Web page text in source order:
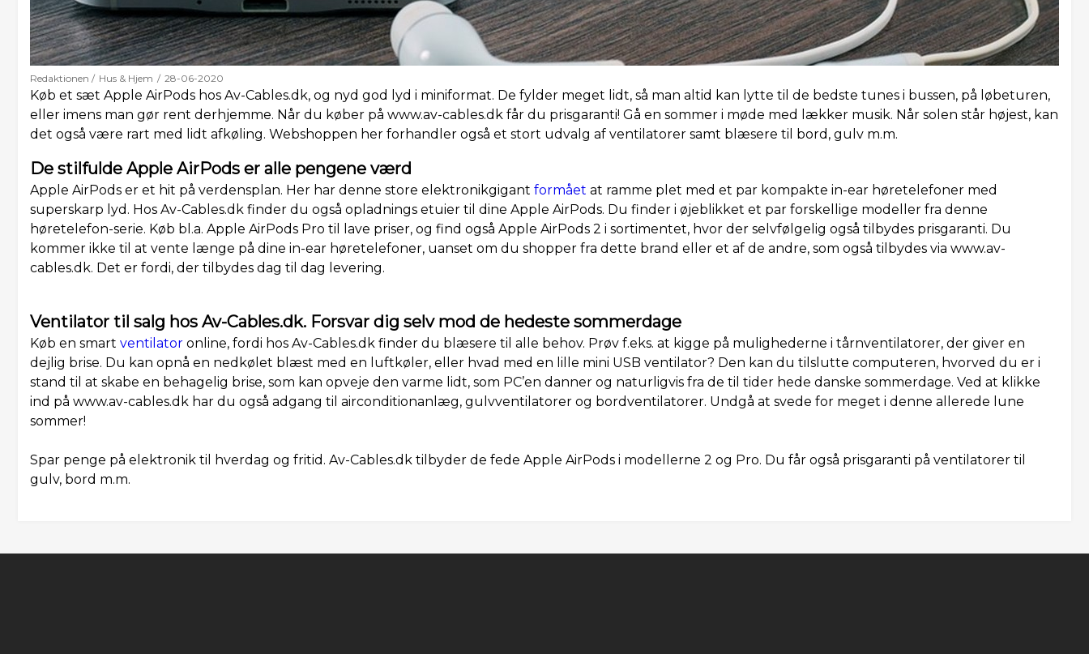
Redaktionen / Hus & Hjem / 28-06-2020
Køb et sæt Apple AirPods hos Av-Cables.dk, og nyd god lyd i miniformat. De fylder meget lidt, så man altid kan lytte til de bedste tunes i bussen, på løbeturen,
eller imens man gør rent derhjemme. Når du køber på www.av-cables.dk får du prisgaranti! Gå en sommer i møde med lækker musik. Når solen står højest, kan
det også være rart med lidt afkøling. Webshoppen her forhandler også et stort udvalg af ventilatorer samt blæsere til bord, gulv m.m.
De stilfulde Apple AirPods er alle pengene værd
Apple AirPods er et hit på verdensplan. Her har denne store elektronikgigant formået at ramme plet med et par kompakte in-ear høretelefoner med
superskarp lyd. Hos Av-Cables.dk finder du også opladnings etuier til dine Apple AirPods. Du finder i øjeblikket et par forskellige modeller fra denne
høretelefon-serie. Køb bl.a. Apple AirPods Pro til lave priser, og find også Apple AirPods 2 i sortimentet, hvor der selvfølgelig også tilbydes prisgaranti. Du
kommer ikke til at vente længe på dine in-ear høretelefoner, uanset om du shopper fra dette brand eller et af de andre, som også tilbydes via www.av-
cables.dk. Det er fordi, der tilbydes dag til dag levering.
Ventilator til salg hos Av-Cables.dk. Forsvar dig selv mod de hedeste sommerdage
Køb en smart ventilator online, fordi hos Av-Cables.dk finder du blæsere til alle behov. Prøv f.eks. at kigge på mulighederne i tårnventilatorer, der giver en
dejlig brise. Du kan opnå en nedkølet blæst med en luftkøler, eller hvad med en lille mini USB ventilator? Den kan du tilslutte computeren, hvorved du er i
stand til at skabe en behagelig brise, som kan opveje den varme lidt, som PC’en danner og naturligvis fra de til tider hede danske sommerdage. Ved at klikke
ind på www.av-cables.dk har du også adgang til airconditionanlæg, gulvventilatorer og bordventilatorer. Undgå at svede for meget i denne allerede lune
sommer!
Spar penge på elektronik til hverdag og fritid. Av-Cables.dk tilbyder de fede Apple AirPods i modellerne 2 og Pro. Du får også prisgaranti på ventilatorer til
gulv, bord m.m.